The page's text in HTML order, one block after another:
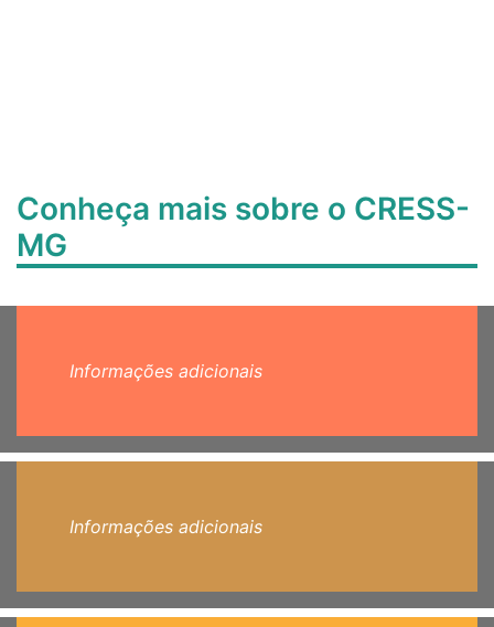
Conheça mais sobre o CRESS-
MG
Informações adicionais
Informações adicionais